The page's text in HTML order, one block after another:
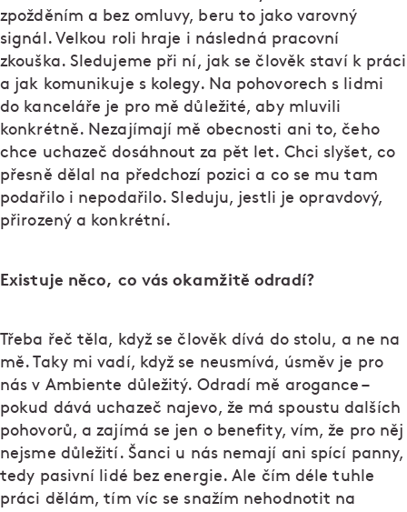
zpožděním a bez omluvy, beru to jako varovný
signál. Velkou roli hraje i následná pracovní
zkouška. Sledujeme při ní, jak se člověk staví k práci
a jak komunikuje s kolegy. Na pohovorech s lidmi
do kanceláře je pro mě důležité, aby mluvili
konkrétně. Nezajímají mě obecnosti ani to, čeho
chce uchazeč dosáhnout za pět let. Chci slyšet, co
přesně dělal na předchozí pozici a co se mu tam
podařilo i nepodařilo. Sleduju, jestli je opravdový,
přirozený a konkrétní.
Existuje něco, co vás okamžitě odradí?
Třeba řeč těla, když se člověk dívá do stolu, a ne na
mě. Taky mi vadí, když se neusmívá, úsměv je pro
nás v Ambiente důležitý. Odradí mě arogance –
pokud dává uchazeč najevo, že má spoustu dalších
pohovorů, a zajímá se jen o benefity, vím, že pro něj
nejsme důležití. Šanci u nás nemají ani spící panny,
tedy pasivní lidé bez energie. Ale čím déle tuhle
práci dělám, tím víc se snažím nehodnotit na